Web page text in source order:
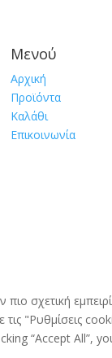
Μενού
Αρχική
Προϊόντα
Καλάθι
Επικοινωνία
σχετική
"Ρυθμίσεις
“Accept